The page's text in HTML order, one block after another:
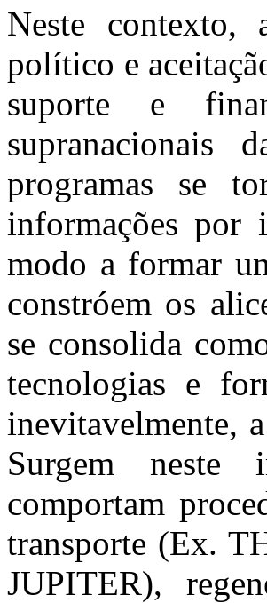
Neste contexto,
político e
suporte e
supranacionais
programas se
informações por
modo a formar
constróem os
se consolida
tecnologias e
inevitavelmente,
Surgem neste
comportam
transporte (Ex.
JUPITER),